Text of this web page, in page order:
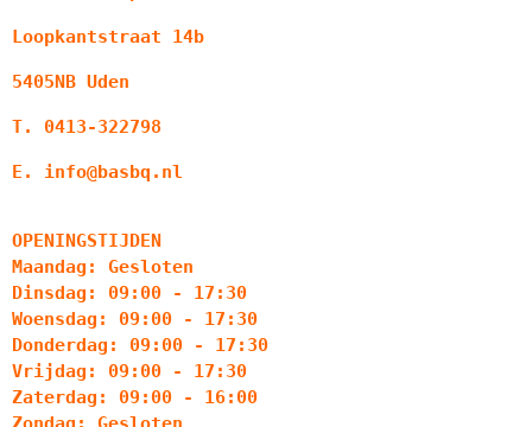
Loopkantstraat 14b
5405NB Uden
T. 0413-322798
E. info@basbq.nl
OPENINGSTIJDEN
Maandag: Gesloten
Dinsdag: 09:00 - 17:30
Woensdag: 09:00 - 17:30
Donderdag: 09:00 - 17:30
Vrijdag: 09:00 - 17:30
Zaterdag: 09:00 - 16:00